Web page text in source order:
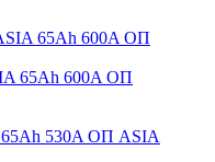
65Ah 600A ОП